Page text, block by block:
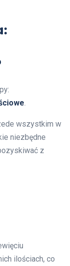
.
wszystkim w
niezbędne
z
ilościach, co